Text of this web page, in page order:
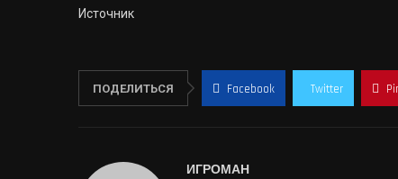
Источник
ПОДЕЛИТЬСЯ Facebook Twitter
ИГРОМАН